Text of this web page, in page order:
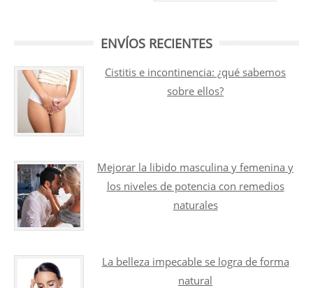
ENVÍOS RECIENTES
Cistitis e incontinencia: ¿qué sabemos
sobre ellos?
Mejorar la libido masculina y femenina y
los niveles de potencia con remedios
naturales
La belleza impecable se logra de forma
natural